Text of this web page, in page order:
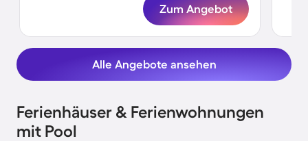
Zum Angebot
Alle Angebote ansehen
Ferienhäuser & Ferienwohnungen
mit Pool